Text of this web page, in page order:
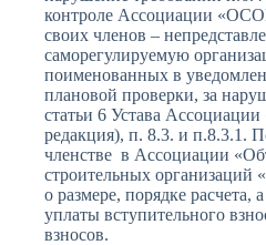
контроле Ассоциации
своих членов –
саморегулируемую
поименованных в
плановой проверки, за
статьи 6 Устава
редакция), п. 8.3. и п.8.3.1.
членстве в Ассоциации
строительных организаций
о размере, порядке расчета,
уплаты вступительного
взносов.